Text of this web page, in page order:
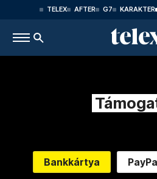
TELEX AFTER G7 KARAKTER
Bankkártya